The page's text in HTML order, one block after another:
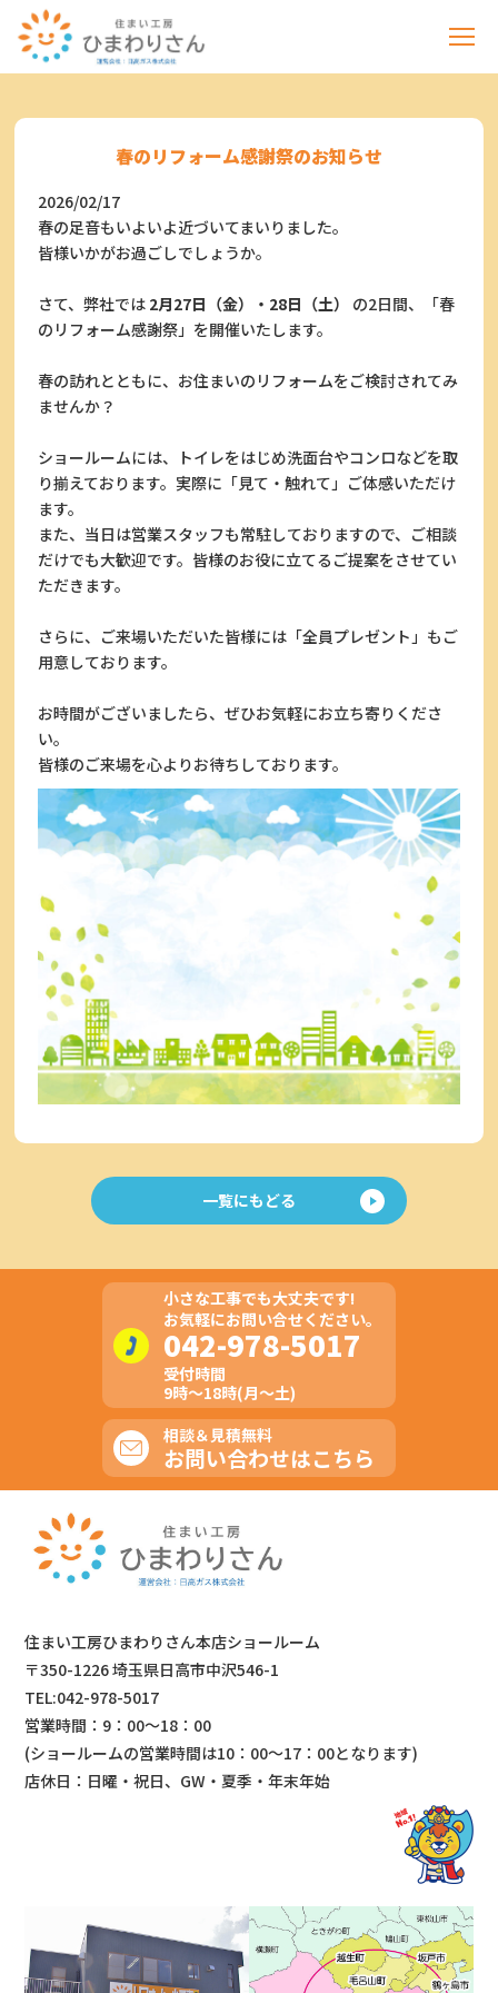
春のリフォーム感謝祭のお知らせ
2026/02/17
春の足音もいよいよ近づいてまいりました。
皆様いかがお過ごしでしょうか。
さて、弊社では 2月27日（金）・28日（土）
の2日間、「春
のリフォーム感謝祭」を開催いたします。
春の訪れとともに、お住まいのリフォームをご検討されてみ
ませんか？
ショールームには、トイレをはじめ洗面台やコンロなどを取
り揃えております。実際に「見て・触れて」ご体感いただけ
ます。
また、当日は営業スタッフも常駐しておりますので、ご相談
だけでも大歓迎です。皆様のお役に立てるご提案をさせてい
ただきます。
さらに、ご来場いただいた皆様には「全員プレゼント」もご
用意しております。
お時間がございましたら、ぜひお気軽にお立ち寄りくださ
い。
皆様のご来場を心よりお待ちしております。
一覧にもどる
小さな工事でも大丈夫です!
お気軽にお問い合せください。
042-978-5017
受付時間
9時～18時(月～土)
相談＆見積無料
お問い合わせはこちら
住まい工房ひまわりさん本店ショールーム
〒350-1226 埼玉県日高市中沢546-1
TEL:042-978-5017
営業時間：9：00～18：00
(ショールームの営業時間は10：00～17：00となります)
店休日：日曜・祝日、GW・夏季・年末年始